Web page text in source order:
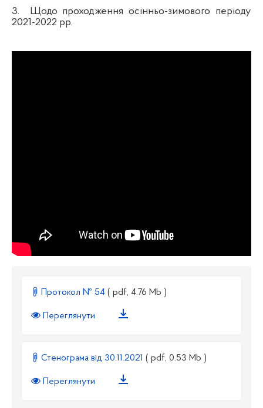
3.
Щодо проходження осінньо-зимового періоду
2021-2022 рр.
Протокол № 54 ( pdf, 4.76 Mb )
Переглянути
Стенограма від 30.11.2021 ( pdf, 0.53 Mb )
Переглянути